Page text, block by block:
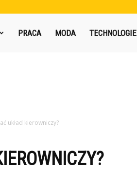
PRACA MODA TECHNOLOGIE
układ kierowniczy?